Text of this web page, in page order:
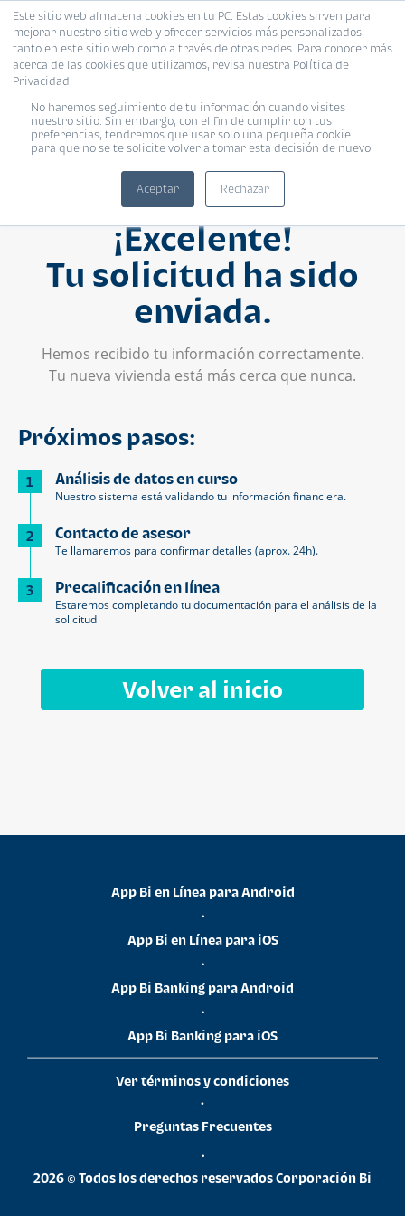
Este sitio web almacena cookies en tu PC. Estas cookies sirven para
mejorar nuestro sitio web y ofrecer servicios más personalizados,
tanto en este sitio web como a través de otras redes. Para conocer más
acerca de las cookies que utilizamos, revisa nuestra Política de
Privacidad.
No haremos seguimiento de tu información cuando visites
nuestro sitio. Sin embargo, con el fin de cumplir con tus
preferencias, tendremos que usar solo una pequeña cookie
para que no se te solicite volver a tomar esta decisión de nuevo.
Aceptar Rechazar
¡Excelente!
Tu solicitud ha sido
enviada.
Hemos recibido tu información correctamente.
Tu nueva vivienda está más cerca que nunca.
Próximos pasos:
1 Análisis de datos en curso
Nuestro sistema está validando tu información financiera.
2 Contacto de asesor
Te llamaremos para confirmar detalles (aprox. 24h).
3 Precalificación en línea
Estaremos completando tu documentación para el análisis de la
solicitud
Volver al inicio
App Bi en Línea para Android
•
App Bi en Línea para iOS
•
App Bi Banking para Android
•
App Bi Banking para iOS
Ver términos y condiciones
•
Preguntas Frecuentes
•
2026 © Todos los derechos reservados Corporación Bi